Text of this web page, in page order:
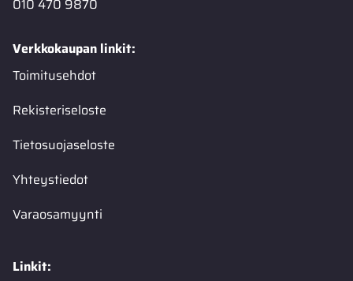
010 470 9870
Verkkokaupan linkit:
Toimitusehdot
Rekisteriseloste
Tietosuojaseloste
Yhteystiedot
Varaosamyynti
Linkit: